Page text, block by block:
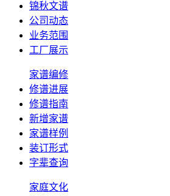
锦秋文谱
公司动态
业务范围
工厂展示
家谱编修
修谱进展
修谱指南
新增家谱
家谱样例
装订形式
字辈查询
家庭文化